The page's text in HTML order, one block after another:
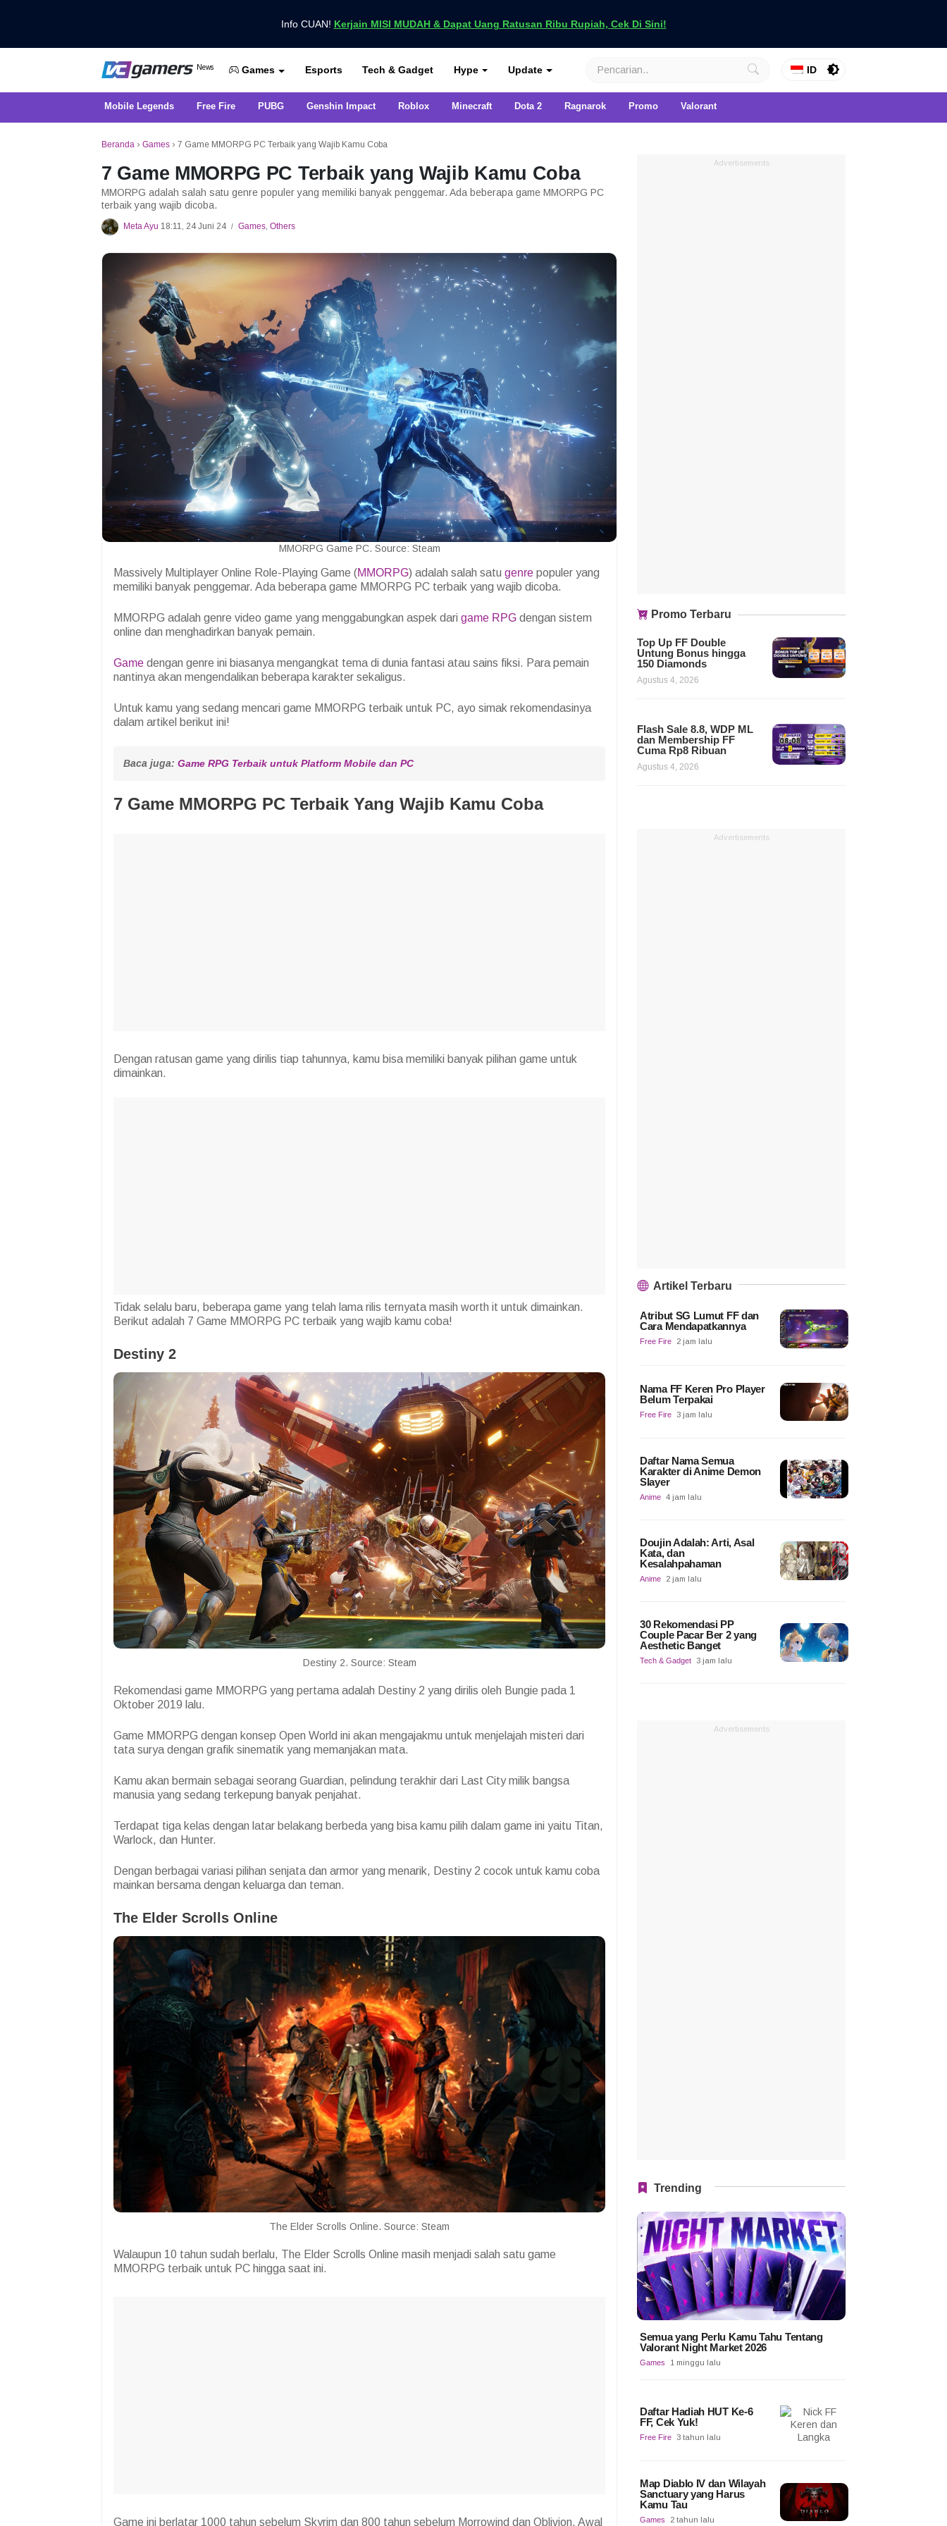
Info CUAN! Kerjain MISI MUDAH & Dapat Uang Ratusan Ribu Rupiah, Cek Di Sini!
VCGamers News
News
Dapatkan Berita Games Terbaru Hanya di VCGamers
Games Esports Tech & Gadget Hype Update ID
Mobile Legends Free Fire PUBG Genshin Impact Roblox Minecraft Dota 2 Ragnarok Promo Valorant
Beranda › Games › 7 Game MMORPG PC Terbaik yang Wajib Kamu Coba
7 Game MMORPG PC Terbaik yang Wajib Kamu Coba
MMORPG adalah salah satu genre populer yang memiliki banyak penggemar. Ada beberapa game MMORPG PC
terbaik yang wajib dicoba.
Meta Ayu 18:11, 24 Juni 24 / Games, Others
MMORPG Game PC. Source: Steam
Massively Multiplayer Online Role-Playing Game (MMORPG) adalah salah satu genre populer yang
memiliki banyak penggemar. Ada beberapa game MMORPG PC terbaik yang wajib dicoba.
MMORPG adalah genre video game yang menggabungkan aspek dari game RPG dengan sistem
online dan menghadirkan banyak pemain.
Game dengan genre ini biasanya mengangkat tema di dunia fantasi atau sains fiksi. Para pemain
nantinya akan mengendalikan beberapa karakter sekaligus.
Untuk kamu yang sedang mencari game MMORPG terbaik untuk PC, ayo simak rekomendasinya
dalam artikel berikut ini!
Baca juga: Game RPG Terbaik untuk Platform Mobile dan PC
7 Game MMORPG PC Terbaik Yang Wajib Kamu Coba
Dengan ratusan game yang dirilis tiap tahunnya, kamu bisa memiliki banyak pilihan game untuk
dimainkan.
Tidak selalu baru, beberapa game yang telah lama rilis ternyata masih worth it untuk dimainkan.
Berikut adalah 7 Game MMORPG PC terbaik yang wajib kamu coba!
Destiny 2
Destiny 2. Source: Steam
Rekomendasi game MMORPG yang pertama adalah Destiny 2 yang dirilis oleh Bungie pada 1
Oktober 2019 lalu.
Game MMORPG dengan konsep Open World ini akan mengajakmu untuk menjelajah misteri dari
tata surya dengan grafik sinematik yang memanjakan mata.
Kamu akan bermain sebagai seorang Guardian, pelindung terakhir dari Last City milik bangsa
manusia yang sedang terkepung banyak penjahat.
Terdapat tiga kelas dengan latar belakang berbeda yang bisa kamu pilih dalam game ini yaitu Titan,
Warlock, dan Hunter.
Dengan berbagai variasi pilihan senjata dan armor yang menarik, Destiny 2 cocok untuk kamu coba
mainkan bersama dengan keluarga dan teman.
The Elder Scrolls Online
The Elder Scrolls Online. Source: Steam
Walaupun 10 tahun sudah berlalu, The Elder Scrolls Online masih menjadi salah satu game
MMORPG terbaik untuk PC hingga saat ini.
Game ini berlatar 1000 tahun sebelum Skyrim dan 800 tahun sebelum Morrowind dan Oblivion. Awal
Advertisements
Promo Terbaru
Top Up FF Double
Untung Bonus hingga
150 Diamonds
Agustus 4, 2026
Flash Sale 8.8, WDP ML
dan Membership FF
Cuma Rp8 Ribuan
Agustus 4, 2026
Advertisements
Artikel Terbaru
Atribut SG Lumut FF dan
Cara Mendapatkannya
Free Fire 2 jam lalu
Nama FF Keren Pro Player
Belum Terpakai
Free Fire 3 jam lalu
Daftar Nama Semua
Karakter di Anime Demon
Slayer
Anime 4 jam lalu
Doujin Adalah: Arti, Asal
Kata, dan
Kesalahpahaman
Anime 2 jam lalu
30 Rekomendasi PP
Couple Pacar Ber 2 yang
Aesthetic Banget
Tech & Gadget 3 jam lalu
Advertisements
Trending
Semua yang Perlu Kamu Tahu Tentang
Valorant Night Market 2026
Games 1 minggu lalu
Daftar Hadiah HUT Ke-6
FF, Cek Yuk!
Free Fire 3 tahun lalu
Map Diablo IV dan Wilayah
Sanctuary yang Harus
Kamu Tau
Games 2 tahun lalu